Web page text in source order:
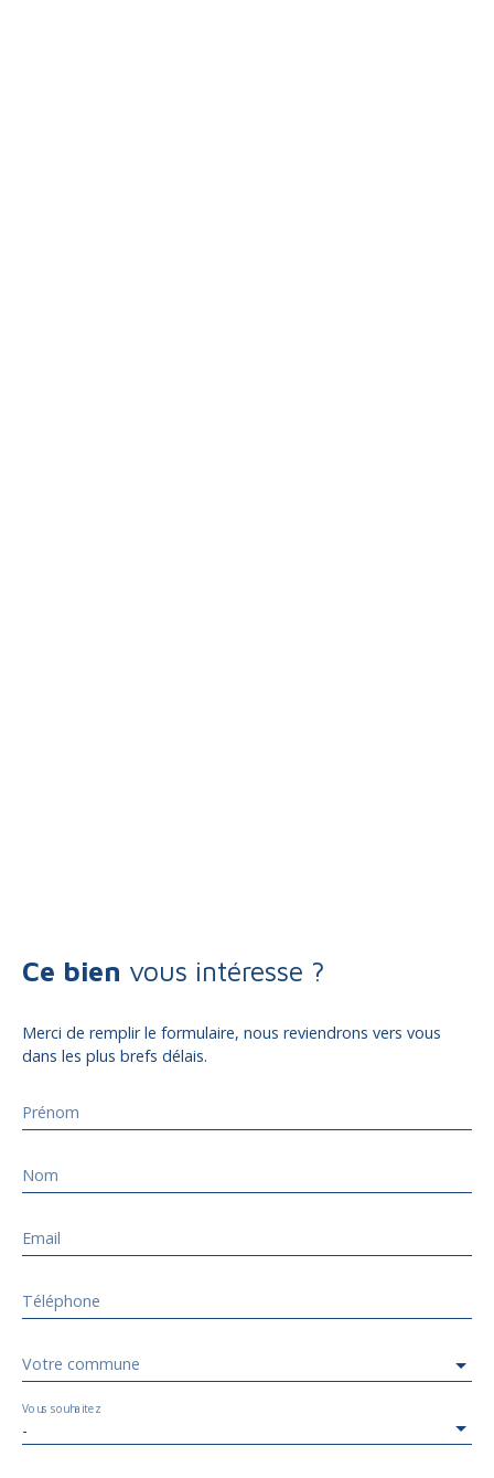
Ce bien vous intéresse ?
Merci de remplir le formulaire, nous reviendrons vers vous
dans les plus brefs délais.
Prénom
Nom
Email
Téléphone
Votre commune
-
Vous souhaitez